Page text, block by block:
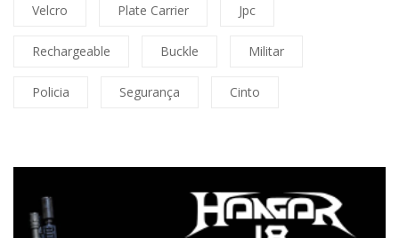
Velcro Plate Carrier Jpc
Rechargeable Buckle Militar
Policia Segurança Cinto